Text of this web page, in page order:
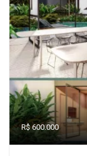
R$ 600.000